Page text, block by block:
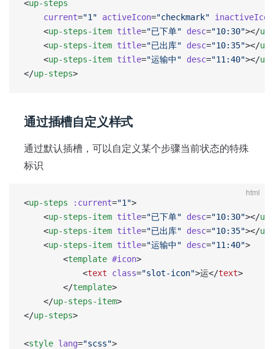
<up-steps
	current
="1" activeIcon="checkmark" inactiveIcon
	<
up-steps-item title="已下单" desc="10:30"></
	<
up-steps-item title="已出库" desc="10:35"></
	<
up-steps-item title="运输中" desc="11:40"></
</up-steps>
通过插槽自定义样式
通过默认插槽，可以自定义某个步骤当前状态的特殊
标识
html
<up-steps :current="1">
	<
up-steps-item title="已下单" desc="10:30"></
	<
up-steps-item title="已出库" desc="10:35"></
	<
up-steps-item title="运输中" desc="11:40">
		<
template #icon>
			<
text class="slot-icon">运</text>
		</
template>
	</
up-steps-item>
</up-steps>
<style lang="scss">